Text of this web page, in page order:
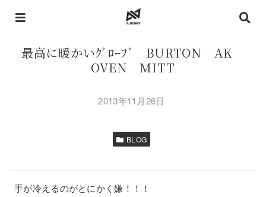
最高に暖かいｸﾞﾛｰﾌﾞ BURTON AK
OVEN MITT
2013年11月26日
BLOG
手が冷えるのがとにかく嫌！！！